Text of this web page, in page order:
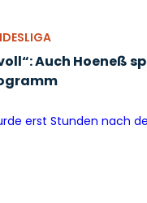
Auch Hoeneß